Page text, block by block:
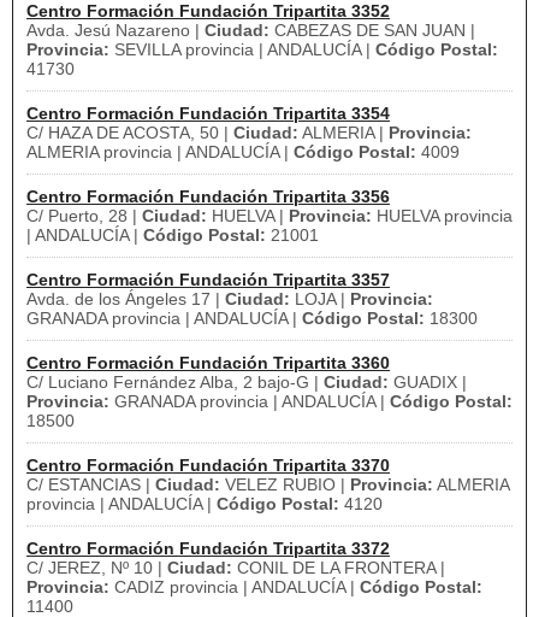
Centro Formación Fundación Tripartita 3352
Avda. Jesú Nazareno | Ciudad: CABEZAS DE SAN JUAN |
Provincia: SEVILLA provincia | ANDALUCÍA | Código Postal:
41730
Centro Formación Fundación Tripartita 3354
C/ HAZA DE ACOSTA, 50 | Ciudad: ALMERIA | Provincia:
ALMERIA provincia | ANDALUCÍA | Código Postal: 4009
Centro Formación Fundación Tripartita 3356
C/ Puerto, 28 | Ciudad: HUELVA | Provincia: HUELVA provincia
| ANDALUCÍA | Código Postal: 21001
Centro Formación Fundación Tripartita 3357
Avda. de los Ángeles 17 | Ciudad: LOJA | Provincia:
GRANADA provincia | ANDALUCÍA | Código Postal: 18300
Centro Formación Fundación Tripartita 3360
C/ Luciano Fernández Alba, 2 bajo-G | Ciudad: GUADIX |
Provincia: GRANADA provincia | ANDALUCÍA | Código Postal:
18500
Centro Formación Fundación Tripartita 3370
C/ ESTANCIAS | Ciudad: VELEZ RUBIO | Provincia: ALMERIA
provincia | ANDALUCÍA | Código Postal: 4120
Centro Formación Fundación Tripartita 3372
C/ JEREZ, Nº 10 | Ciudad: CONIL DE LA FRONTERA |
Provincia: CADIZ provincia | ANDALUCÍA | Código Postal:
11400